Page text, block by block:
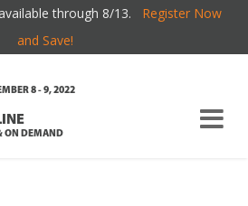
through 8/13. Register Now
and Save!
ON DEMAND
8 - 9, 2022
cloud‑gaming :
offre
?